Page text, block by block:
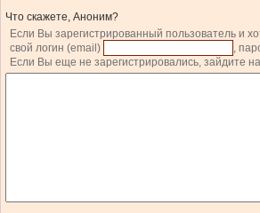
Что скажете, Аноним?
Если Вы зарегистрированный пользователь и
свой логин (email)
,
Если Вы еще не зарегистрировались, зайдите на